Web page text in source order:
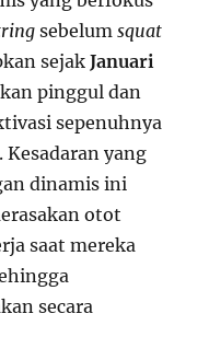
sebelumsquat
sejakJanuari
pinggul dan
sepenuhnya
yang
dinamis ini
otot
saat mereka
secara